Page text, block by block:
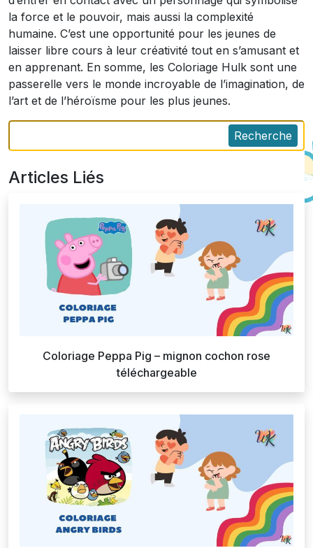
la force et le pouvoir, mais aussi la complexité
humaine. C’est une opportunité pour les jeunes de
laisser libre cours à leur créativité tout en s’amusant et
en apprenant. En somme, les Coloriage Hulk sont une
passerelle vers le monde incroyable de l’imagination, de
l’art et de l’héroïsme pour les plus jeunes.
Recherche
Articles Liés
Coloriage Peppa Pig – mignon cochon rose
téléchargeable